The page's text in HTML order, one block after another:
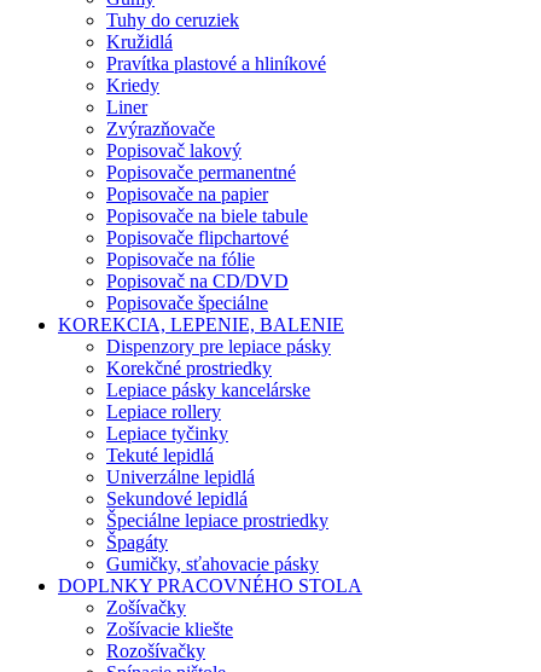
Tuhy do ceruziek
Kružidlá
Pravítka plastové a hliníkové
Kriedy
Liner
Zvýrazňovače
Popisovač lakový
Popisovače permanentné
Popisovače na papier
Popisovače na biele tabule
Popisovače flipchartové
Popisovače na fólie
Popisovač na CD/DVD
Popisovače špeciálne
KOREKCIA, LEPENIE, BALENIE
Dispenzory pre lepiace pásky
Korekčné prostriedky
Lepiace pásky kancelárske
Lepiace rollery
Lepiace tyčinky
Tekuté lepidlá
Univerzálne lepidlá
Sekundové lepidlá
Špeciálne lepiace prostriedky
Špagáty
Gumičky, sťahovacie pásky
DOPLNKY PRACOVNÉHO STOLA
Zošívačky
Zošívacie kliešte
Rozošívačky